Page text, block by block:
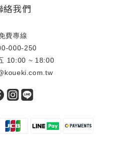
絡我們
費專線
000-250
10:00 ~ 18:00